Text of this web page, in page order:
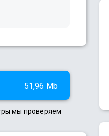
51,96 Mb
мы проверяем